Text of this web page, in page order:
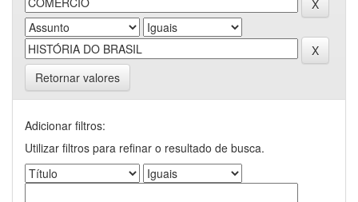
Retornar valores
Adicionar filtros:
Utilizar filtros para refinar o resultado de busca.